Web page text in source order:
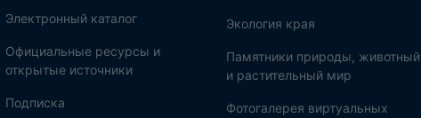
Электронный каталог
Официальные ресурсы и
открытые источники
Подписка
Экология края
Памятники природы, животный
и растительный мир
Фотогалерея виртуальных